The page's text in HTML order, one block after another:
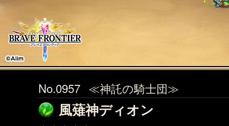
No.0957 ≪神託の騎士団≫
風薙神ディオン